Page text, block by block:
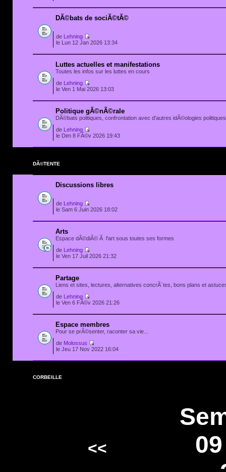
DÃ©bats de sociÃ©tÃ©
de
Lehning
le Lun 12 Jan 2026 13:34
Luttes actuelles et manifestations
Toutes les infos sur les luttes en cours
de
Lehning
le Ven 1 Mai 2026 13:03
Politique gÃ©nÃ©rale
DÃ©bats politiques, confrontation avec d'autres idÃ©ologies
de
Lehning
le Dim 8 FÃ©v 2026 19:43
DÃ©TENTE
Discussions libres
de
Lehning
le Sam 6 Juin 2026 18:02
Arts
Espace dÃ©diÃ© Ã l'art sous toutes ses formes
de
Lehning
le Ven 17 Juil 2026 21:32
Partage
Liens et sites, lectures, alternatives concrÃ¨tes, bons plans et
de
Lehning
le Ven 6 FÃ©v 2026 21:26
Espace membres
Pour se prÃ©senter, raconter sa vie...
de Molossus
le Jeu 17 Nov 2022 16:04
CORBEILLE
<<